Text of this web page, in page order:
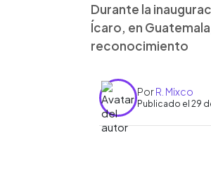
Durante la
Ícaro, en
reconocimiento
PorR. Mixco
Publicado el 29